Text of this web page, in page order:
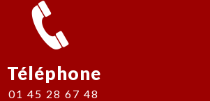
Téléphone
01 45 28 67 48